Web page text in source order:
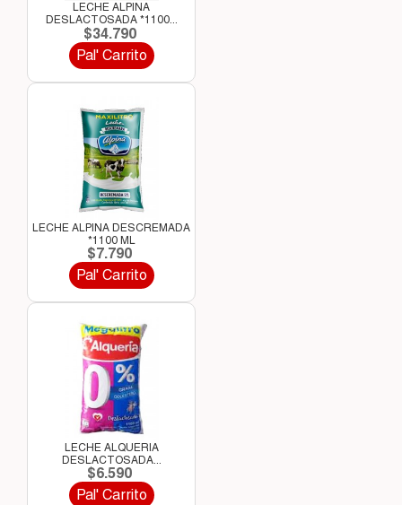
LECHE ALPINA
DESLACTOSADA *1100...
$34.790
Pal' Carrito
LECHE ALPINA DESCREMADA
*1100 ML
$7.790
Pal' Carrito
LECHE ALQUERIA
DESLACTOSADA...
$6.590
Pal' Carrito